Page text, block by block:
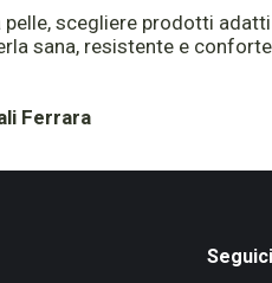
scegliere prodotti
sana, resistente e
Ferrara